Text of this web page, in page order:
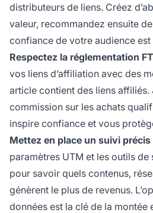
distributeurs de liens. Créez
valeur, recommandez ensuite
confiance de votre audience
Respectez la réglementation
vos liens d’affiliation avec des
article contient des liens
commission sur les achats
inspire confiance et vous
Mettez en place un suivi précis
paramètres UTM et les outils
pour savoir quels contenus,
génèrent le plus de revenus.
données est la clé de la montée